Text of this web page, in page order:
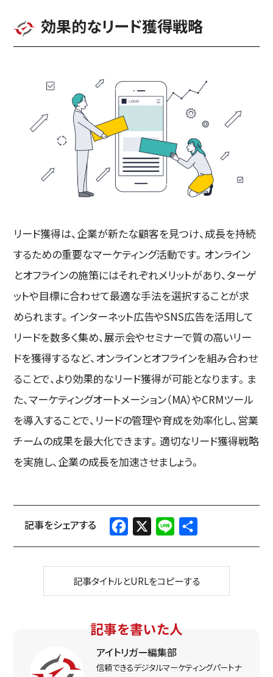
効果的なリード獲得戦略
リード獲得は、企業が新たな顧客を見つけ、成長を持続
するための重要なマーケティング活動です。オンライン
とオフラインの施策にはそれぞれメリットがあり、ターゲ
ットや目標に合わせて最適な手法を選択することが求
められます。インターネット広告やSNS広告を活用して
リードを数多く集め、展示会やセミナーで質の高いリー
ドを獲得するなど、オンラインとオフラインを組み合わせ
ることで、より効果的なリード獲得が可能となります。ま
た、マーケティングオートメーション（MA）やCRMツール
を導入することで、リードの管理や育成を効率化し、営業
チームの成果を最大化できます。適切なリード獲得戦略
を実施し、企業の成長を加速させましょう。
Facebook
X Line
記事タイトルとURLをコピーする
記事を書いた人
アイトリガー編集部
信頼できるデジタルマーケティングパートナ